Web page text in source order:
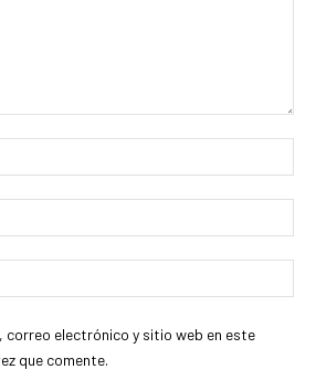
correo electrónico y sitio web en este
que comente.